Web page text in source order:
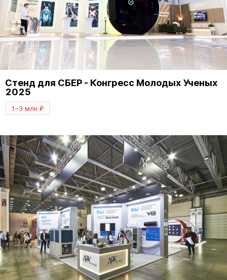
Стенд для СБЕР - Конгресс Молодых Ученых
2025
1–3 млн ₽